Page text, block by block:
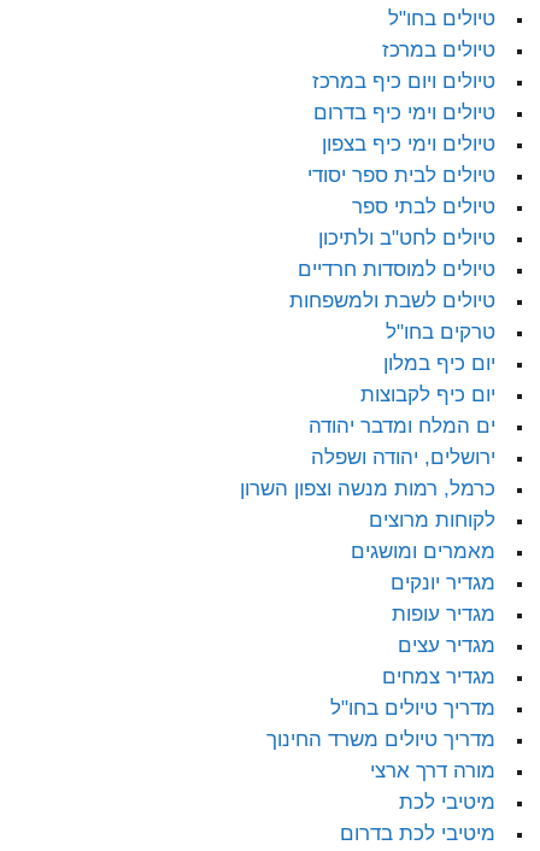
טיולים בחו"ל
טיולים במרכז
טיולים ויום כיף במרכז
טיולים וימי כיף בדרום
טיולים וימי כיף בצפון
טיולים לבית ספר יסודי
טיולים לבתי ספר
טיולים לחט"ב ולתיכון
טיולים למוסדות חרדיים
טיולים לשבת ולמשפחות
טרקים בחו"ל
יום כיף במלון
יום כיף לקבוצות
ים המלח ומדבר יהודה
ירושלים, יהודה ושפלה
כרמל, רמות מנשה וצפון השרון
לקוחות מרוצים
מאמרים ומושגים
מגדיר יונקים
מגדיר עופות
מגדיר עצים
מגדיר צמחים
מדריך טיולים בחו"ל
מדריך טיולים משרד החינוך
מורה דרך ארצי
מיטיבי לכת
מיטיבי לכת בדרום